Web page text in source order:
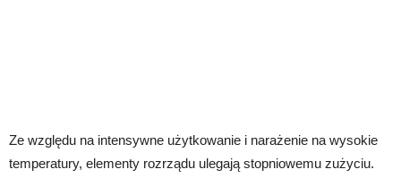
Ze względu na intensywne użytkowanie i narażenie na wysokie
temperatury, elementy rozrządu ulegają stopniowemu zużyciu.